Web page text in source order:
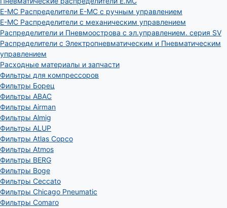
E-MC Распределители E-MC с ручным управлением
E-MC Распределители с механическим управлением
Распределители и Пневмоострова с эл.управлением. серия SV
Распределители с Электропневматическим и Пневматическим
управлением
Расходные материалы и запчасти
Фильтры для компрессоров
Фильтры Борец
Фильтры ABAC
Фильтры Airman
Фильтры Almig
Фильтры ALUP
Фильтры Atlas Copco
Фильтры Atmos
Фильтры BERG
Фильтры Boge
Фильтры Ceccato
Фильтры Chicago Pneumatic
Фильтры Comaro